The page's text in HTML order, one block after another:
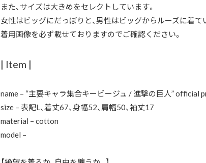
また、サイズは大きめをセレクトしています。
女性はビッグにだっぽりと、男性はビッグからルーズに着て
着用画像を必ず載せておりますのでご確認ください。
| Item |
name – “主要キャラ集合キービージュ / 進撃の巨人” official
size – 表記L、着丈67、身幅52、肩幅50、袖丈17
material – cotton
model –